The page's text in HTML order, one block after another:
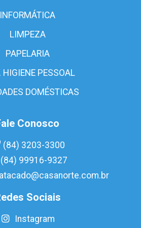
INFORMÁTICA
LIMPEZA
PAPELARIA
HIGIENE PESSOAL
DOMÉSTICAS
Conosco
(84) 3203-3300
(84) 99916-9327
Sociais
Instagram